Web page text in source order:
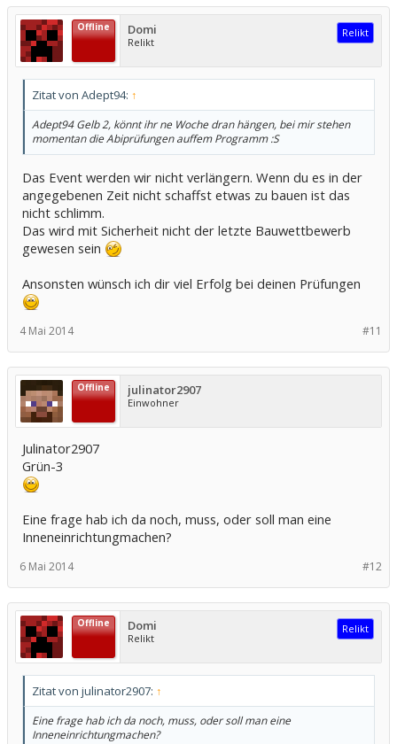
Offline Domi
Relikt
Relikt
Zitat von Adept94: ↑
Adept94 Gelb 2, könnt ihr ne Woche dran hängen, bei mir stehen
momentan die Abiprüfungen auffem Programm :S
Das Event werden wir nicht verlängern. Wenn du es in der
angegebenen Zeit nicht schaffst etwas zu bauen ist das
nicht schlimm.
Das wird mit Sicherheit nicht der letzte Bauwettbewerb
gewesen sein
Ansonsten wünsch ich dir viel Erfolg bei deinen Prüfungen
#11
4 Mai 2014
Offline julinator2907
Einwohner
Julinator2907
Grün-3
Eine frage hab ich da noch, muss, oder soll man eine
Inneneinrichtungmachen?
#12
6 Mai 2014
Offline Domi
Relikt
Relikt
Zitat von julinator2907: ↑
Eine frage hab ich da noch, muss, oder soll man eine
Inneneinrichtungmachen?